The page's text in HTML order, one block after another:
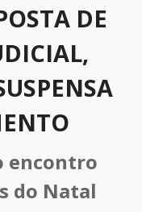
DE
encontro
do Natal